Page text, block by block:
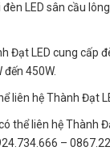
đèn LED sân cầu
Đạt LED cung cấp
450W.
liên hệ Thành Đạt
thể liên hệ Thành
–